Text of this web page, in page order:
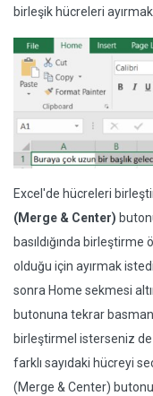
birleşik hücreleri
Excel'de hücreleri
(Merge & Center)
basıldığında birleştirme
olduğu için ayırmak
sonra Home sekmesi
butonuna tekrar
birleştirmel isterseniz
farklı sayıdaki hücreyi
(Merge & Center)